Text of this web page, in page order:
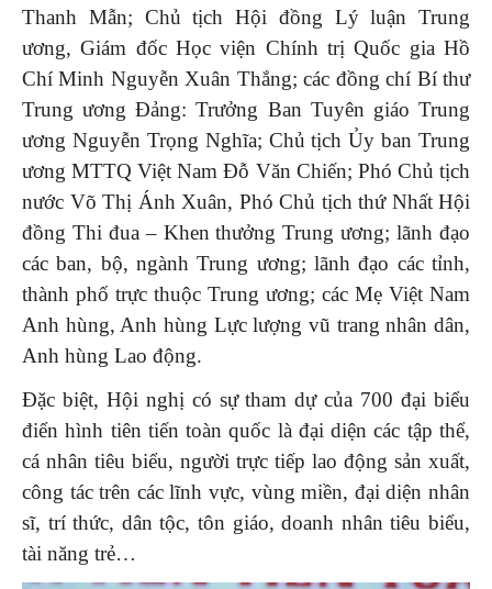
Thanh Mẫn; Chủ tịch Hội đồng Lý luận Trung
ương, Giám đốc Học viện Chính trị Quốc gia Hồ
Chí Minh Nguyễn Xuân Thắng; các đồng chí Bí thư
Trung ương Đảng: Trưởng Ban Tuyên giáo Trung
ương Nguyễn Trọng Nghĩa; Chủ tịch Ủy ban Trung
ương MTTQ Việt Nam Đỗ Văn Chiến; Phó Chủ tịch
nước Võ Thị Ánh Xuân, Phó Chủ tịch thứ Nhất Hội
đồng Thi đua – Khen thưởng Trung ương; lãnh đạo
các ban, bộ, ngành Trung ương; lãnh đạo các tỉnh,
thành phố trực thuộc Trung ương; các Mẹ Việt Nam
Anh hùng, Anh hùng Lực lượng vũ trang nhân dân,
Anh hùng Lao động.
Đặc biệt, Hội nghị có sự tham dự của 700 đại biểu
điển hình tiên tiến toàn quốc là đại diện các tập thể,
cá nhân tiêu biểu, người trực tiếp lao động sản xuất,
công tác trên các lĩnh vực, vùng miền, đại diện nhân
sĩ, trí thức, dân tộc, tôn giáo, doanh nhân tiêu biểu,
tài năng trẻ…